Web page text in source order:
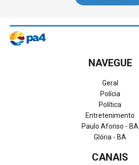
NAVEGUE
Geral
Polícia
Política
Entretenimento
Paulo Afonso - BA
Glória - BA
CANAIS